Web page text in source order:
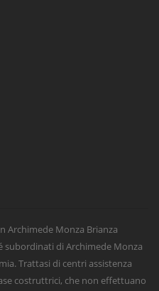
Archimede Monza Brianza
di Archimede Monza
Trattasi di centri assistenza
costruttrici, che non effettuano